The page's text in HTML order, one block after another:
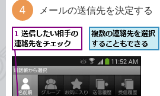
メールの送信先を決定する